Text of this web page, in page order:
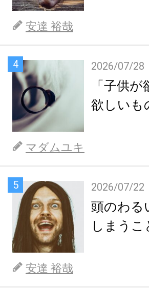
安達 裕哉
4 2026/07/28
「子供
欲しいも
マダムユキ
5 2026/07/22
頭のわる
しまうこ
安達 裕哉